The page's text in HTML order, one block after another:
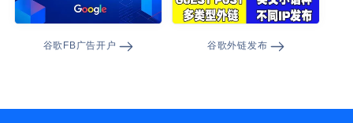
谷歌FB广告开户 谷歌外链发布